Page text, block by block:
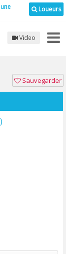
Loueurs
Video
Sauvegarder